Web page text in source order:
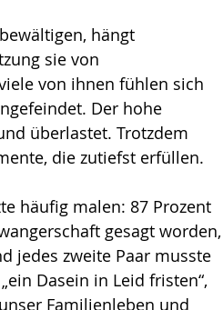
hängt
sie von
von ihnen fühlen sich
Der hohe
überlastet. Trotzdem
die zutiefst erfüllen.
häufig malen: 87 Prozent
gesagt worden,
jedes zweite Paar musste
Da­sein in Leid fristen“,
Familien­leben und